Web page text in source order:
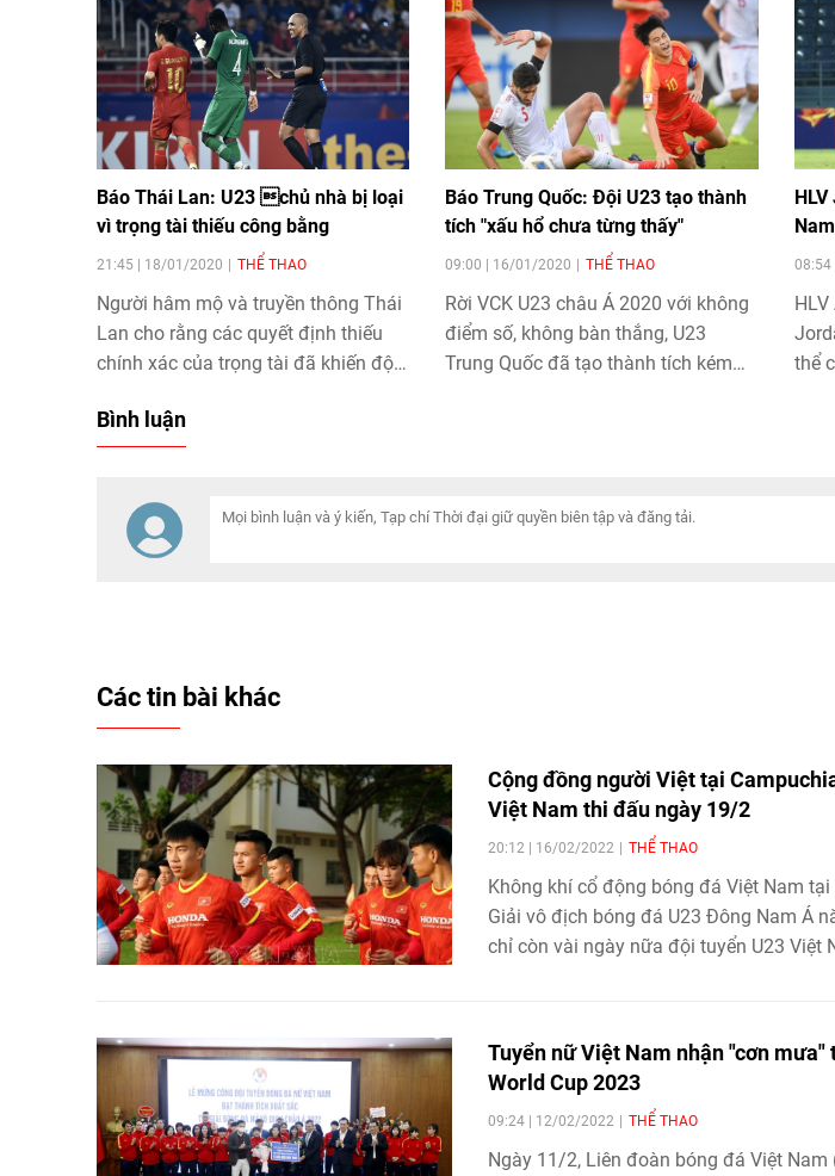
Nam nóng hổi, mới nhất được cập
nhật trong ngày 20/1/2020.
19/1/2020.
Báo Thái Lan: U23 chủ nhà bị loại
vì trọng tài thiếu công bằng
21:45 | 18/01/2020 THỂ THAO
Người hâm mộ và truyền thông Thái
Lan cho rằng các quyết định thiếu
chính xác của trọng tài đã khiến đội
trước U23 Ả Rập Saudi tại vòng loại
trực tiếp VCK U23 châu Á 2020.
Báo Trung Quốc: Đội U23 tạo thành
tích "xấu hổ chưa từng thấy"
09:00 | 16/01/2020 THỂ THAO
Rời VCK U23 châu Á 2020 với không
điểm số, không bàn thắng, U23
Trung Quốc đã tạo thành tích kém
thể
Bình luận
Các tin bài khác
Cộng đồng người Việt tại
Việt Nam thi đấu ngày 19/2
20:12 | 16/02/2022 THỂ THAO
Không khí cổ động bóng đá Việt Nam
Giải vô địch bóng đá U23 Đông Nam Á
chỉ còn vài ngày nữa đội tuyển U23 Việt
Tuyển nữ Việt Nam nhận "cơn
World Cup 2023
09:24 | 12/02/2022 THỂ THAO
Ngày 11/2, Liên đoàn bóng đá Việt